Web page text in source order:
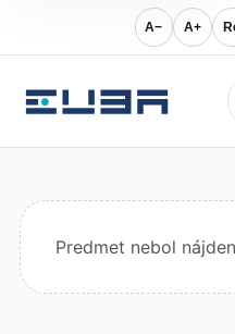
A− A+
Predmet nebol